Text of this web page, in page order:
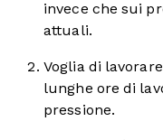
invece che sui
attuali.
Voglia di
lunghe ore di
pressione.